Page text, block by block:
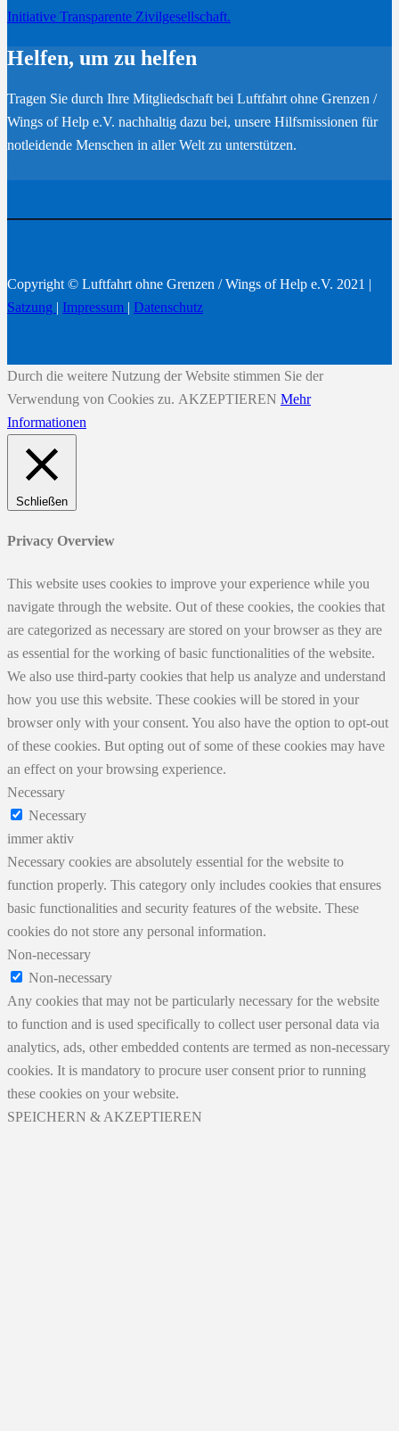
Initiative Transparente Zivilgesellschaft.
Helfen, um zu helfen
Tragen Sie durch Ihre Mitgliedschaft bei Luftfahrt ohne Grenzen /
Wings of Help e.V. nachhaltig dazu bei, unsere Hilfsmissionen für
notleidende Menschen in aller Welt zu unterstützen.
Copyright © Luftfahrt ohne Grenzen / Wings of Help e.V. 2021 |
Satzung | Impressum | Datenschutz
Durch die weitere Nutzung der Website stimmen Sie der
Verwendung von Cookies zu. AKZEPTIEREN Mehr
Informationen
Schließen
Privacy Overview
This website uses cookies to improve your experience while you
navigate through the website. Out of these cookies, the cookies that
are categorized as necessary are stored on your browser as they are
as essential for the working of basic functionalities of the website.
We also use third-party cookies that help us analyze and understand
how you use this website. These cookies will be stored in your
browser only with your consent. You also have the option to opt-out
of these cookies. But opting out of some of these cookies may have
an effect on your browsing experience.
Necessary
Necessary
immer aktiv
Necessary cookies are absolutely essential for the website to
function properly. This category only includes cookies that ensures
basic functionalities and security features of the website. These
cookies do not store any personal information.
Non-necessary
Non-necessary
Any cookies that may not be particularly necessary for the website
to function and is used specifically to collect user personal data via
analytics, ads, other embedded contents are termed as non-necessary
cookies. It is mandatory to procure user consent prior to running
these cookies on your website.
SPEICHERN & AKZEPTIEREN